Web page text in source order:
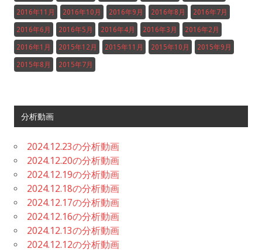
2016年11月 2016年10月 2016年9月 2016年8月 2016年7月
2016年6月 2016年5月 2016年4月 2016年3月 2016年2月
2016年1月 2015年12月 2015年11月 2015年10月 2015年9月
2015年8月 2015年7月
分析動画
2024.12.23の分析動画
2024.12.20の分析動画
2024.12.19の分析動画
2024.12.18の分析動画
2024.12.17の分析動画
2024.12.16の分析動画
2024.12.13の分析動画
2024.12.12の分析動画